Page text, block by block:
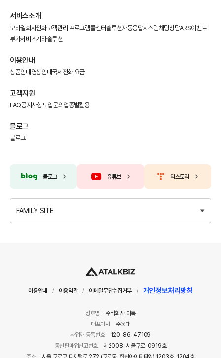
서비스소개
모바일회사전화고객관리 프로그램콜센터솔루션자동응답시스템채팅상담ARS이벤트
부가서비스기타솔루션
이용안내
상품안내 영상안내국제전화 요금
고객지원
FAQ공지사항도입문의 업종별활용
블로그
블로그
블로그 유튜브 티스토리
FAMILY SITE
이용안내 / 이용약관 / 이메일무단수집거부 / 개인정보처리방침
상호명
주식회사 아톡
대표이사
주웅대
사업자 등록번호
120-86-47109
통신판매업신고번호
제2008-서울구로-0919호
주소
서울 구로구 디지털로 272 (구로동, 한신아이티타워) 1203호, 1204호